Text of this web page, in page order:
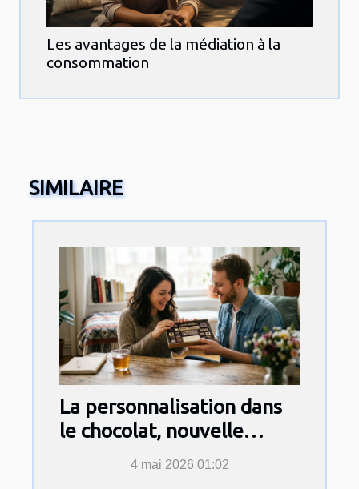
Les avantages de la médiation à la
consommation
SIMILAIRE
La personnalisation dans
le chocolat, nouvelle
déclaration d’amour ?
4 mai 2026 01:02